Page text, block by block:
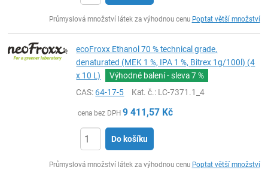
Průmyslová množství látek za výhodnou cenu Poptat větší množství
ecoFroxx Ethanol 70 % technical grade,
denaturated (MEK 1 %, IPA 1 %, Bitrex 1g/100l) (4
x 10 L)
Výhodné balení - sleva7 %
CAS:64-17-5 Kat. č.: LC-7371.1_4
cena bez DPH 9 411,57 Kč
Do košíku
Průmyslová množství látek za výhodnou cenu Poptat větší množství